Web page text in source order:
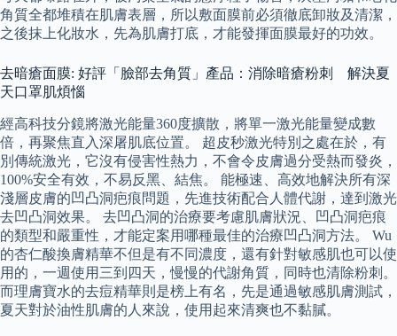
角質全都堆積在肌膚表層，所以敷面膜前必須徹底卸妝及清潔，
之後抹上化妝水，先為肌膚打底，才能發揮面膜最好的功效。
去暗瘡面膜: 好評「臉部去角質」產品：消除暗瘡粉刺 解決夏
天口罩肌煩惱
經高科技分鏡將激光能量360度擴散，將單一激光能量變成數
倍，再聚焦直入深屠肌底位置。 超皮秒激光特別之處在於，有
別傳統激光，它沒有侵害性熱力，不會令皮膚過分受熱而發炎，
100%安全有效，不易反黑、結焦。 能極速、高效地解決所有深
淺層皮膚的凹凸洞疤痕問題，先進技術配合人體代謝，達到激光
去凹凸洞效果。 去凹凸洞的治療要考慮肌膚狀況、凹凸洞疤痕
的類型和嚴重性，才能定案用哪種最佳的治療凹凸洞方法。 Wu
的杏仁酸換膚精華不但是有不同濃度，還有針對敏感肌也可以使
用的，一週使用三到四天，慢慢的代謝角質，同時也清除粉刺。
而理膚寶水的去痘精華則是榜上有名，先是通過敏感肌膚測試，
夏天對於油性肌膚的人來說，使用起來清爽也不黏膩。